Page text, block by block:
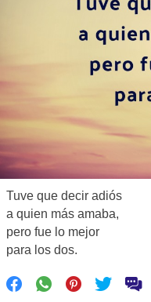
Tuve que decir adiós
a quien más amaba,
pero fue lo mejor
para los dos.